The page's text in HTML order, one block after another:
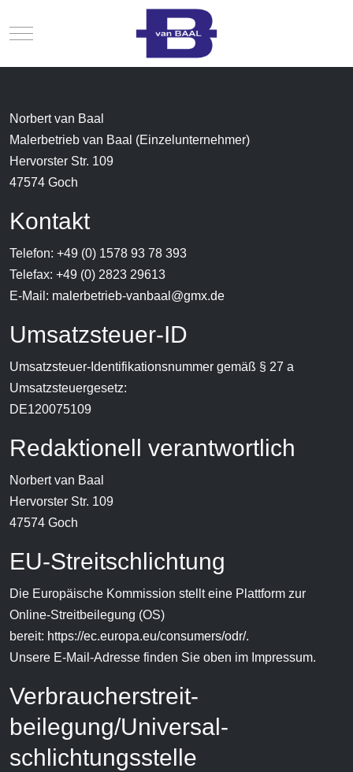
Mobile Menu Toggle
Norbert van Baal
Malerbetrieb van Baal (Einzelunternehmer)
Hervorster Str. 109
47574 Goch
Kontakt
Telefon: +49 (0) 1578 93 78 393
Telefax: +49 (0) 2823 29613
E-Mail: malerbetrieb-vanbaal@gmx.de
Umsatzsteuer-ID
Umsatzsteuer-Identifikationsnummer gemäß § 27 a
Umsatzsteuergesetz:
DE120075109
Redaktionell verantwortlich
Norbert van Baal
Hervorster Str. 109
47574 Goch
EU-Streitschlichtung
Die Europäische Kommission stellt eine Plattform zur
Online-Streitbeilegung (OS)
bereit: https://ec.europa.eu/consumers/odr/.
Unsere E-Mail-Adresse finden Sie oben im Impressum.
Verbraucher­streit­
beilegung/Universal­
schlichtungs­stelle